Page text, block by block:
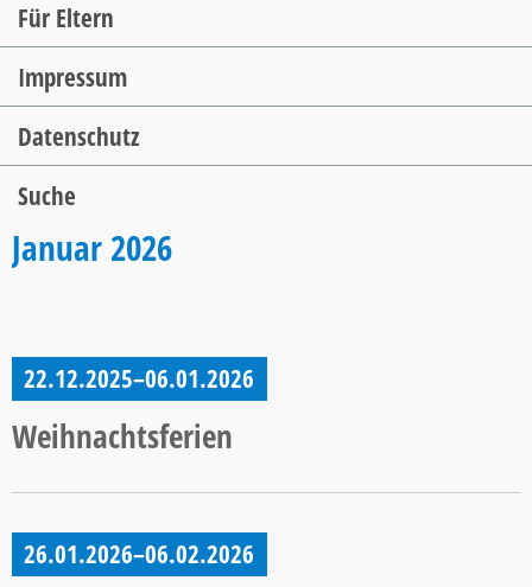
Für Eltern
Impressum
Datenschutz
Suche
Januar 2026
22.12.2025–06.01.2026
Weihnachtsferien
26.01.2026–06.02.2026